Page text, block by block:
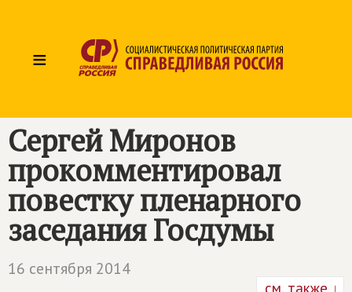
≡
Сергей Миронов
прокомментировал
повестку пленарного
заседания Госдумы
16 сентября 2014
см. также ↓